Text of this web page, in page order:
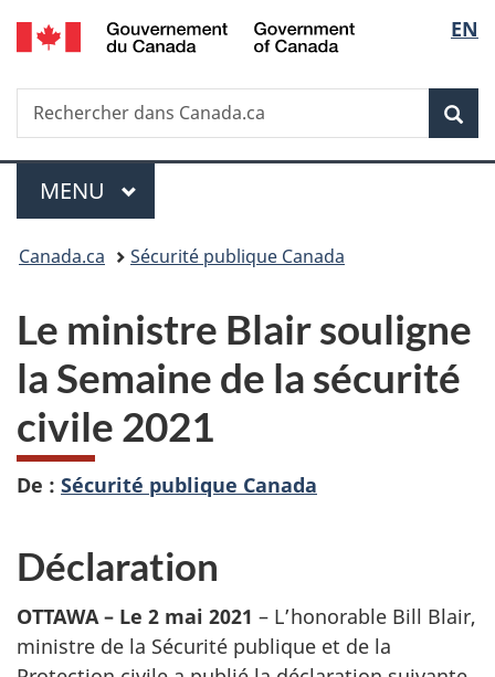
Passer
au
principal
Passer
à
Au
du
Passer
à
version
simplifiée
de
la
EN
Recherche
Rechercher
dans
Menu
MENU PRINCIPAL
Vous
ici :
Canada.ca Sécurité publique Canada
Le ministre Blair souligne
la Semaine de la sécurité
civile 2021
De : Sécurité publique Canada
Déclaration
OTTAWA – Le 2 mai 2021 – L’honorable Bill Blair,
ministre de la Sécurité publique et de la